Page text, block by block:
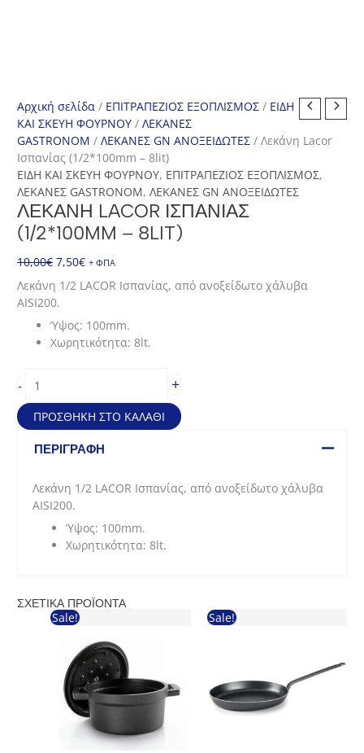
Αρχική σελίδα / ΕΠΙΤΡΑΠΕΖΙΟΣ ΕΞΟΠΛΙΣΜΟΣ / ΕΙΔΗ
ΚΑΙ ΣΚΕΥΗ ΦΟΥΡΝΟΥ /ΛΕΚΑΝΕΣ
GASTRONOM /ΛΕΚΑΝΕΣ GN ΑΝΟΞΕΙΔΩΤΕΣ / Λεκάνη Lacor
Ισπανίας (1/2*100mm – 8lit)
ΕΙΔΗ ΚΑΙ ΣΚΕΥΗ ΦΟΥΡΝΟΥ, ΕΠΙΤΡΑΠΕΖΙΟΣ ΕΞΟΠΛΙΣΜΟΣ,
ΛΕΚΑΝΕΣ GASTRONOM,ΛΕΚΑΝΕΣ GN ΑΝΟΞΕΙΔΩΤΕΣ
ΛΕΚΆΝΗ LACOR ΙΣΠΑΝΊΑΣ
(1/2*100MM – 8LIT)
10,00€ Original
price
7,50€Η
τρέχουσα
7,50€.
+ ΦΠΑ
Λεκάνη 1/2 LACOR Ισπανίας, από ανοξείδωτο χάλυβα
AISI200.
Ύψος: 100mm.
Χωρητικότητα: 8lt.
-
Lacor
Ισπανίας
(1/2*100mm
+
ΠΡΟΣΘΉΚΗ ΣΤΟ ΚΑΛΆΘΙ
ΠΕΡΙΓΡΑΦΉ
Λεκάνη 1/2 LACOR Ισπανίας, από ανοξείδωτο χάλυβα
AISI200.
Ύψος: 100mm.
Χωρητικότητα: 8lt.
ΣΧΕΤΙΚΆ ΠΡΟΪΌΝΤΑ
Sale! Sale!